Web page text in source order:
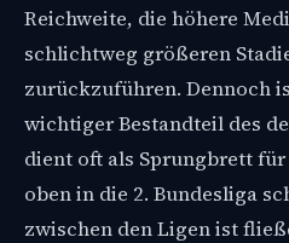
Reichweite, die höhere
schlichtweg größeren
zurückzuführen. Dennoch
wichtiger Bestandteil des
dient oft als Sprungbrett
oben in die 2. Bundesliga
zwischen den Ligen ist